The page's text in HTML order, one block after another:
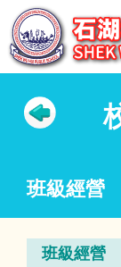
班級經營
班級經營